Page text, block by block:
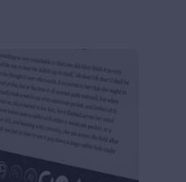
y convertirla en best